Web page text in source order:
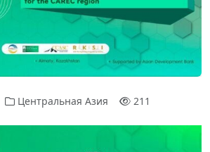
Центральная Азия 211